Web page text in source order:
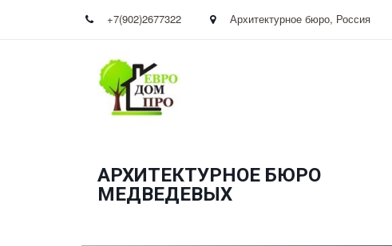
+7(902)2677322 Архитектурное бюро, Россия
АРХИТЕКТУРНОЕ БЮРО
­МЕДВЕДЕВЫХ